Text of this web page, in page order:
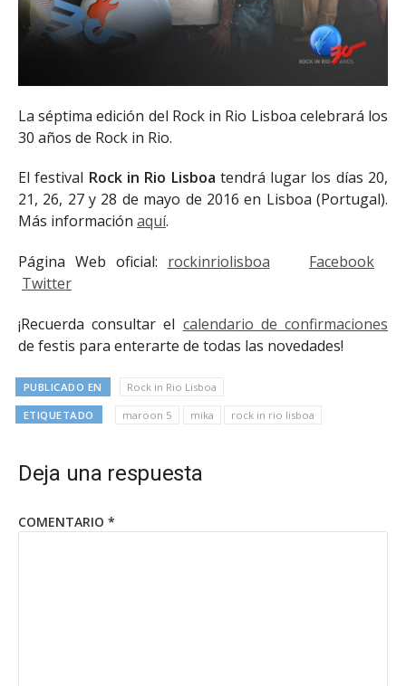
La séptima edición del Rock in Rio Lisboa celebrará los
30 años de Rock in Rio.
El festival Rock in Rio Lisboa tendrá lugar los días 20,
21, 26, 27 y 28 de mayo de 2016 en Lisboa (Portugal).
Más información aquí.
Página Web oficial: rockinriolisboa
Facebook
Twitter
¡Recuerda consultar el calendario de confirmaciones
de festis para enterarte de todas las novedades!
PUBLICADO EN Rock in Rio Lisboa
ETIQUETADO maroon 5 mika rock in rio lisboa
Deja una respuesta
COMENTARIO *